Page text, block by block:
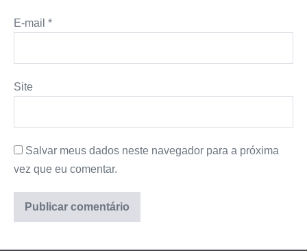
E-mail *
Site
Salvar meus dados neste navegador para a próxima
vez que eu comentar.